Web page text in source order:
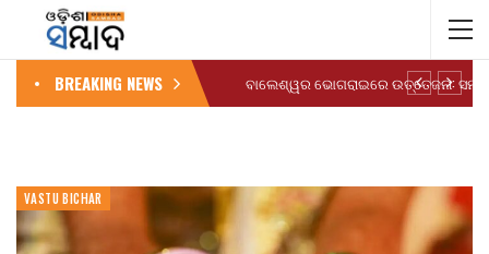
BREAKING NEWS
VASTU BICHAR